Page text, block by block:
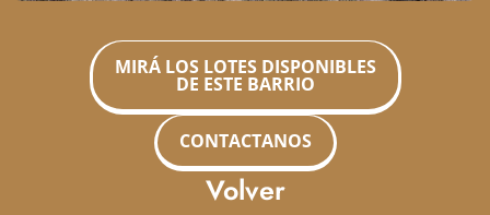
MIRÁ LOS LOTES DISPONIBLES
DE ESTE BARRIO
CONTACTANOS
Volver